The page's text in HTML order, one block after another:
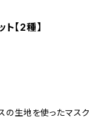
【2種】
の生地を使ったマスク